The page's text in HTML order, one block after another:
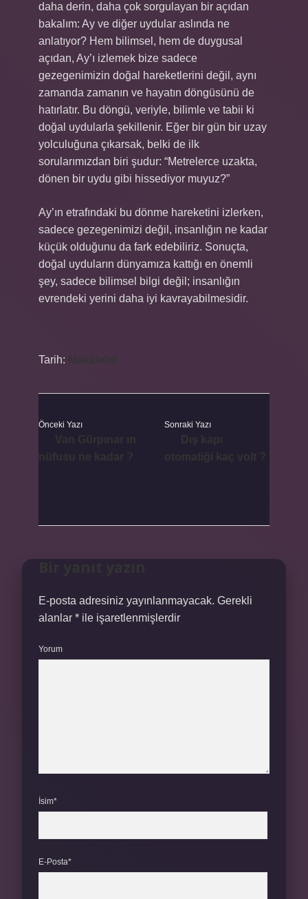
daha derin, daha çok sorgulayan bir açıdan
bakalım: Ay ve diğer uydular aslında ne
anlatıyor? Hem bilimsel, hem de duygusal
açıdan, Ay’ı izlemek bize sadece
gezegenimizin doğal hareketlerini değil, aynı
zamanda zamanın ve hayatın döngüsünü de
hatırlatır. Bu döngü, veriyle, bilimle ve tabii ki
doğal uydularla şekillenir. Eğer bir gün bir uzay
yolculuğuna çıkarsak, belki de ilk
sorularımızdan biri şudur: “Metrelerce uzakta,
dönen bir uydu gibi hissediyor muyuz?”
Ay’ın etrafındaki bu dönme hareketini izlerken,
sadece gezegenimizi değil, insanlığın ne kadar
küçük olduğunu da fark edebiliriz. Sonuçta,
doğal uyduların dünyamıza kattığı en önemli
şey, sadece bilimsel bilgi değil; insanlığın
evrendeki yerini daha iyi kavrayabilmesidir.
Tarih:
Önceki Yazı Sonraki Yazı
E-posta adresiniz yayınlanmayacak. Gerekli
alanlar * ile işaretlenmişlerdir
Yorum
İsim*
E-Posta*